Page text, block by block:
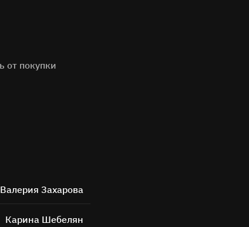
от покупки
Валерия Захарова
Карина Шебелян